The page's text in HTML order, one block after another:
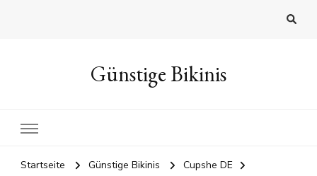
Günstige Bikinis
Startseite Günstige Bikinis
Cupshe DE